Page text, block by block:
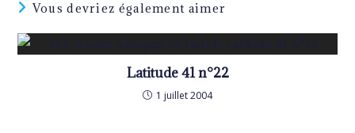
Vous devriez également aimer
Latitude 41 n°22
1 juillet 2004